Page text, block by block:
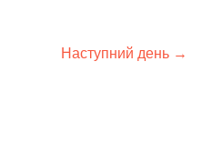
Наступний день →